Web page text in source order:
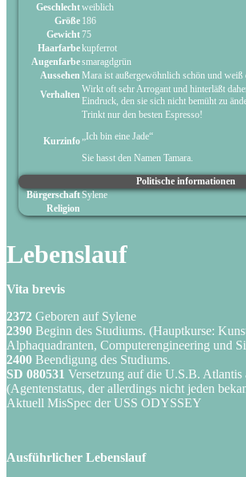
Geschlechtweiblich
Größe 186
Gewicht75
Haarfarbekupferrot
Augenfarbesmaragdgrün
AussehenMara ist außergewöhnlich schön und weiß
VerhaltenWirkt oft sehr Arrogant und hinterläßt
Eindruck, den sie sich nicht bemüht zu
Kurzinfo
Trinkt nur den besten Espresso!
„Ich bin eine Jade“
Sie hasst den Namen Tamara.
Politische informationen
BürgerschaftSylene
Religion
Lebenslauf
Vita brevis
2372 Geboren auf Sylene
2390 Beginn des Studiums. (Hauptkurse:
Alphaquadranten, Computerengineering und
2400 Beendigung des Studiums.
SD 080531 Versetzung auf die U.S.B.
(Agentenstatus, der allerdings nicht jeden
Aktuell MisSpec der USS ODYSSEY
Ausführlicher Lebenslauf